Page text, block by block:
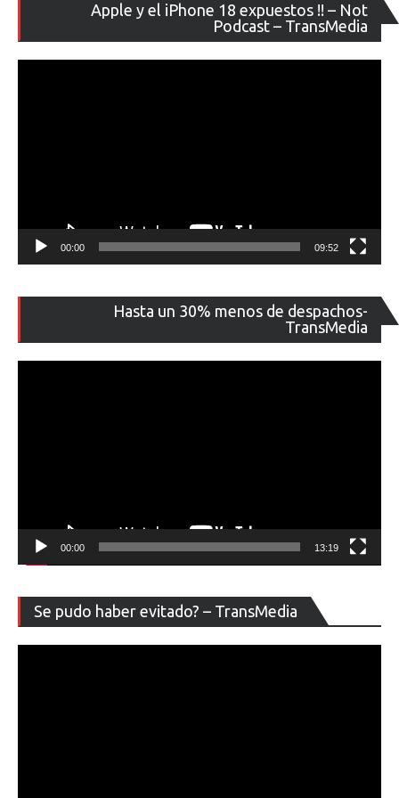
Apple y el iPhone 18 expuestos !! – Not
Podcast – TransMedia
de
00:00 09:52
Hasta un 30% menos de despachos-
TransMedia
de
00:00 13:19
Se pudo haber evitado? – TransMedia
de